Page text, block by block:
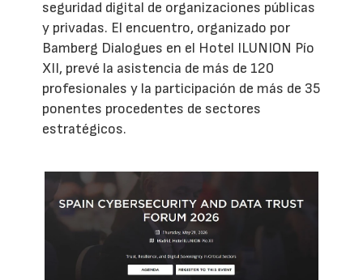
seguridad digital de organizaciones públicas
y privadas. El encuentro, organizado por
Bamberg Dialogues en el Hotel ILUNION Pío
XII, prevé la asistencia de más de 120
profesionales y la participación de más de 35
ponentes procedentes de sectores
estratégicos.